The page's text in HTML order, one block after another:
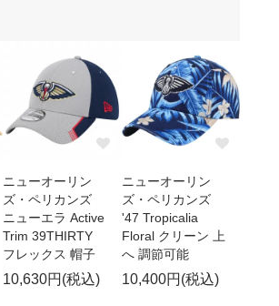
ニューオーリン
ズ・ペリカンズ
ニューエラ Active
Trim 39THIRTY
フレックス 帽子
10,630円(税込)
ニューオーリン
ズ・ペリカンズ
'47 Tropicalia
Floral クリーン 上
へ 調節可能
10,400円(税込)